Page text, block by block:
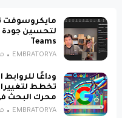
مايكروسوفت
لتحسين جودة
Teams
EMBRATORYA
وداعًا للروابط
تخطط
محرك البحث في
EMBRATORYA